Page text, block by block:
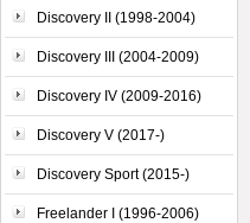
Discovery II (1998-2004)
Discovery III (2004-2009)
Discovery IV (2009-2016)
Discovery V (2017-)
Discovery Sport (2015-)
Freelander I (1996-2006)